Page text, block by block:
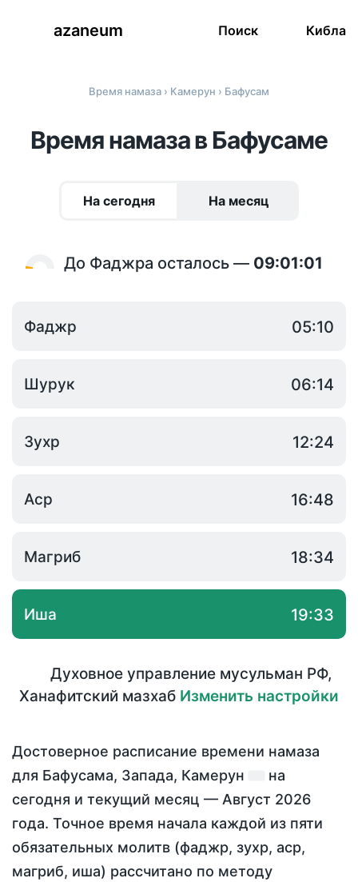
azaneum Поиск Кибла
Время намаза › Камерун › Бафусам
Время намаза в Бафусаме
На сегодня На месяц
До Фаджра осталось — 09:01:01
Фаджр 05:10
Шурук 06:14
Зухр 12:24
Аср 16:48
Магриб 18:34
Иша 19:33
Духовное управление мусульман РФ,
Ханафитский мазхаб Изменить настройки
Достоверное расписание времени намаза
для Бафусама, Запада, Камерун
на
сегодня и текущий месяц — Август 2026
года. Точное время начала каждой из пяти
обязательных молитв (фаджр, зухр, аср,
магриб, иша) рассчитано по методу